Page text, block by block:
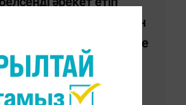
кез келген жолмен
деп үміттенеміз және
бойкот мәңгі
сенеміз", - деді ол.